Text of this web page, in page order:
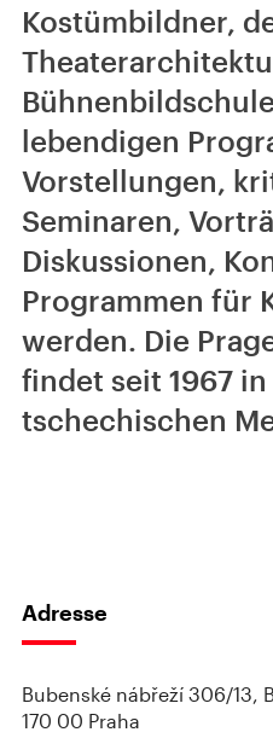
Kostümbildner,
lebendigen
Vorstellungen,
Seminaren,
Diskussionen,
Programmen für
werden. Die
findet seit 1967
tschechischen
Adresse
Bubenské nábřeží 306/13,
170 00 Praha